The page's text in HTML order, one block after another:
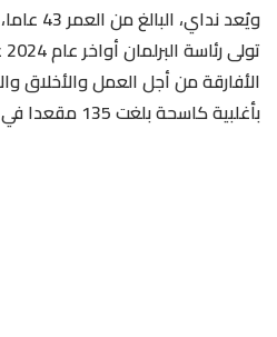
ويُعد
الأفارقة من أجل العمل والأخلاق
بأغلبية كاسحة بلغت 135 مقعدا في الانتخابات التشريعية.